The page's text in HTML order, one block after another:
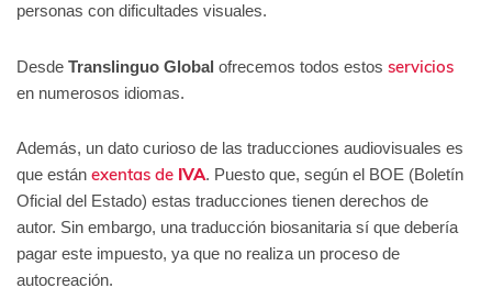
personas con dificultades visuales.
Desde Translinguo Global ofrecemos todos estos servicios
en numerosos idiomas.
Además, un dato curioso de las traducciones audiovisuales es
que están exentas de IVA. Puesto que, según el BOE (Boletín
Oficial del Estado) estas traducciones tienen derechos de
autor. Sin embargo, una traducción biosanitaria sí que debería
pagar este impuesto, ya que no realiza un proceso de
autocreación.